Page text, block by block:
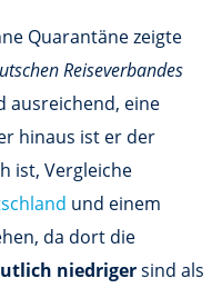
Quarantäne zeigte
Reiseverbandes
ausreichend, eine
hinaus ist er der
ist, Vergleiche
und einem
da dort die
niedrigersind als